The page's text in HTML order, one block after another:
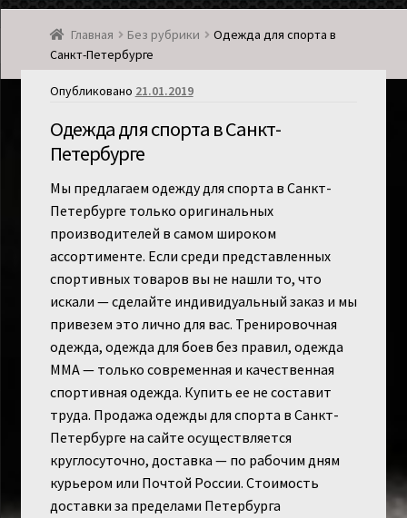
Мой аккаунт
Главная Без рубрики
Одежда для спорта в
Санкт-Петербурге
Опубликовано 21.01.2019
Одежда для спорта в Санкт-
Петербурге
Мы предлагаем одежду для спорта в Санкт-
Петербурге только оригинальных
производителей в самом широком
ассортименте. Если среди представленных
спортивных товаров вы не нашли то, что
искали — сделайте индивидуальный заказ и мы
привезем это лично для вас. Тренировочная
одежда, одежда для боев без правил, одежда
MMA — только современная и качественная
спортивная одежда. Купить ее не составит
труда. Продажа одежды для спорта в Санкт-
Петербурге на сайте осуществляется
круглосуточно, доставка — по рабочим дням
курьером или Почтой России. Стоимость
доставки за пределами Петербурга